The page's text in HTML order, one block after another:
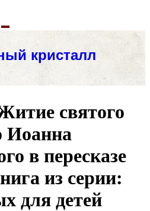
святого
Иоанна
в пересказе
из серии:
для детей